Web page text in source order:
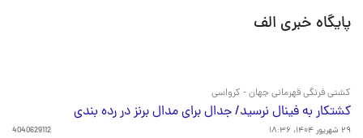
پایگاه خبری الف
کشتی فرنگی قهرمانی جهان - کرواسی
کشتکار به فینال نرسید/ جدال برای مدال برنز در رده بندی
۲۹ شهریور ۱۴۰۴، ۱۸:۳۶ 4040629112